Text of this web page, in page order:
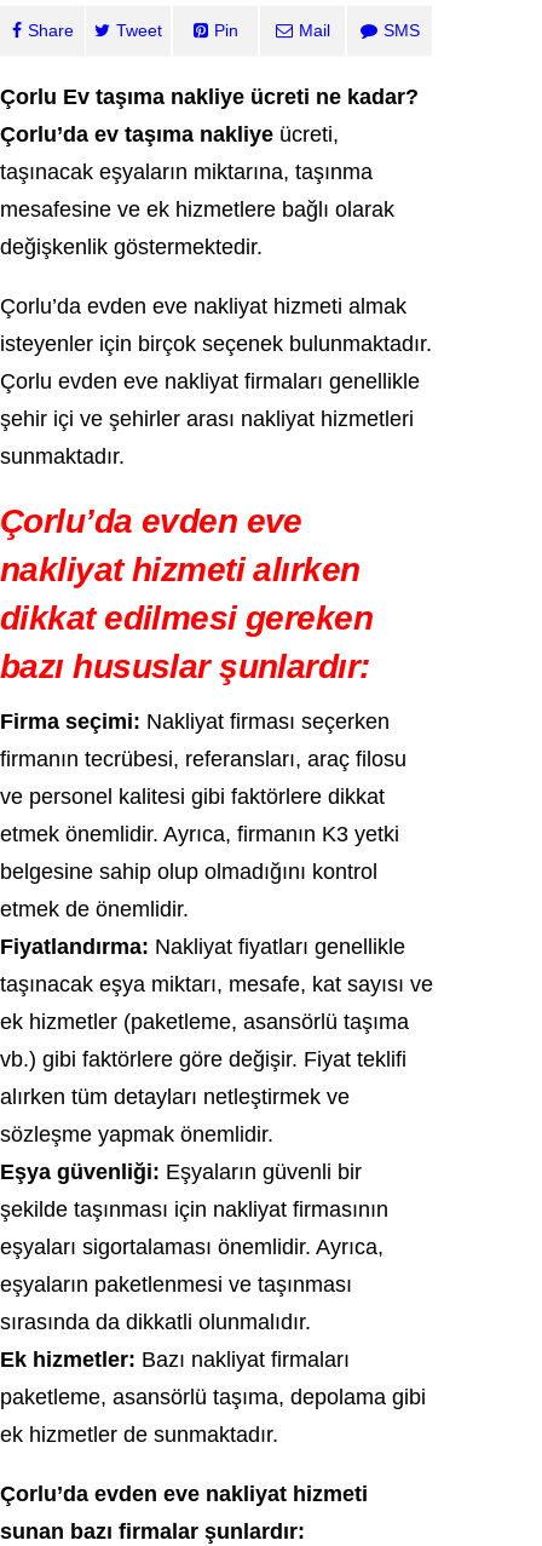
Share Tweet Pin Mail SMS
Çorlu Ev taşıma nakliye ücreti ne kadar?
Çorlu’da ev taşıma nakliye ücreti,
taşınacak eşyaların miktarına, taşınma
mesafesine ve ek hizmetlere bağlı olarak
değişkenlik göstermektedir.
Çorlu’da evden eve nakliyat hizmeti almak
isteyenler için birçok seçenek bulunmaktadır.
Çorlu evden eve nakliyat firmaları genellikle
şehir içi ve şehirler arası nakliyat hizmetleri
sunmaktadır.
Çorlu’da evden eve
nakliyat hizmeti alırken
dikkat edilmesi gereken
bazı hususlar şunlardır:
Firma seçimi: Nakliyat firması seçerken
firmanın tecrübesi, referansları, araç filosu
ve personel kalitesi gibi faktörlere dikkat
etmek önemlidir. Ayrıca, firmanın K3 yetki
belgesine sahip olup olmadığını kontrol
etmek de önemlidir.
Fiyatlandırma: Nakliyat fiyatları genellikle
taşınacak eşya miktarı, mesafe, kat sayısı ve
ek hizmetler (paketleme, asansörlü taşıma
vb.) gibi faktörlere göre değişir. Fiyat teklifi
alırken tüm detayları netleştirmek ve
sözleşme yapmak önemlidir.
Eşya güvenliği: Eşyaların güvenli bir
şekilde taşınması için nakliyat firmasının
eşyaları sigortalaması önemlidir. Ayrıca,
eşyaların paketlenmesi ve taşınması
sırasında da dikkatli olunmalıdır.
Ek hizmetler: Bazı nakliyat firmaları
paketleme, asansörlü taşıma, depolama gibi
ek hizmetler de sunmaktadır.
Çorlu’da evden eve nakliyat hizmeti
sunan bazı firmalar şunlardır: